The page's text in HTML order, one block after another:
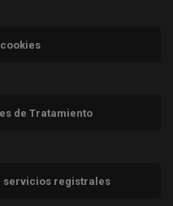
de Tratamiento
servicios registrales